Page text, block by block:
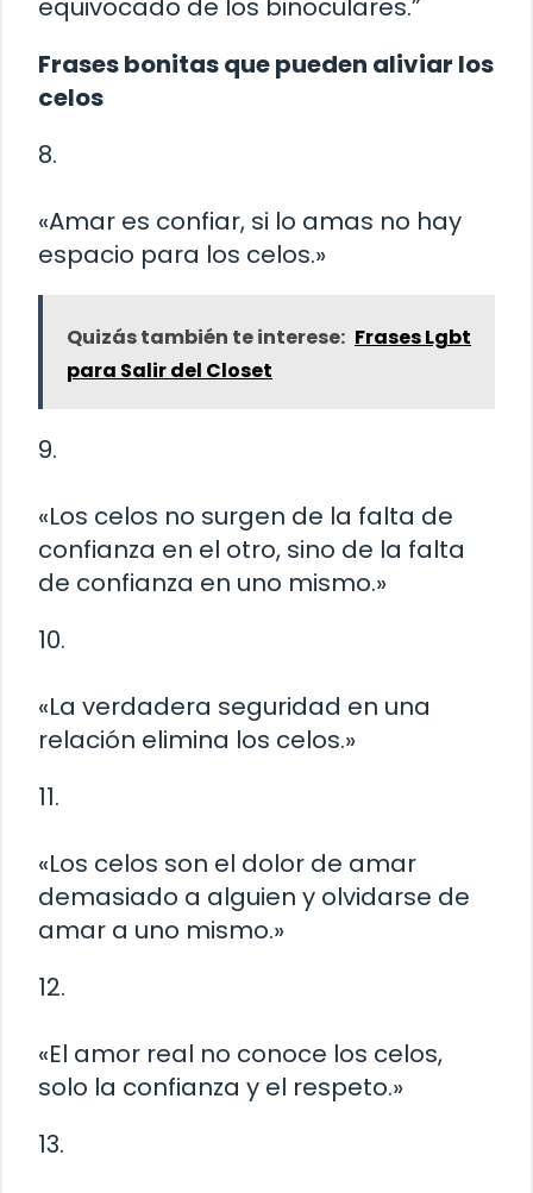
equivocado de los binoculares.”
Frases bonitas que pueden aliviar los
celos
8.
«Amar es confiar, si lo amas no hay
espacio para los celos.»
Quizás también te interese: Frases Lgbt
para Salir del Closet
9.
«Los celos no surgen de la falta de
confianza en el otro, sino de la falta
de confianza en uno mismo.»
10.
«La verdadera seguridad en una
relación elimina los celos.»
11.
«Los celos son el dolor de amar
demasiado a alguien y olvidarse de
amar a uno mismo.»
12.
«El amor real no conoce los celos,
solo la confianza y el respeto.»
13.